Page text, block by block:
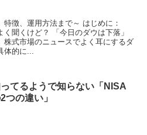
徴、運用方法まで～ はじめに：
く聞くけど？ 「今日のダウは下落」
株式市場のニュースでよく耳にするダ
体的に...
てるようで知らない「NISA
つの違い」